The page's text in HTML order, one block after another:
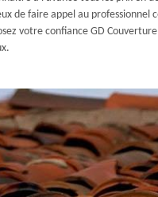
de faire appel au
votre confiance GD